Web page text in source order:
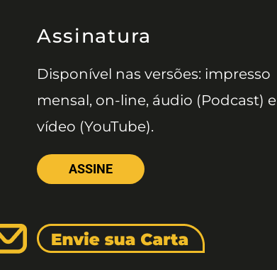
Assinatura
Disponível nas versões: impresso
mensal, on-line, áudio (Podcast) e
vídeo (YouTube).
ASSINE